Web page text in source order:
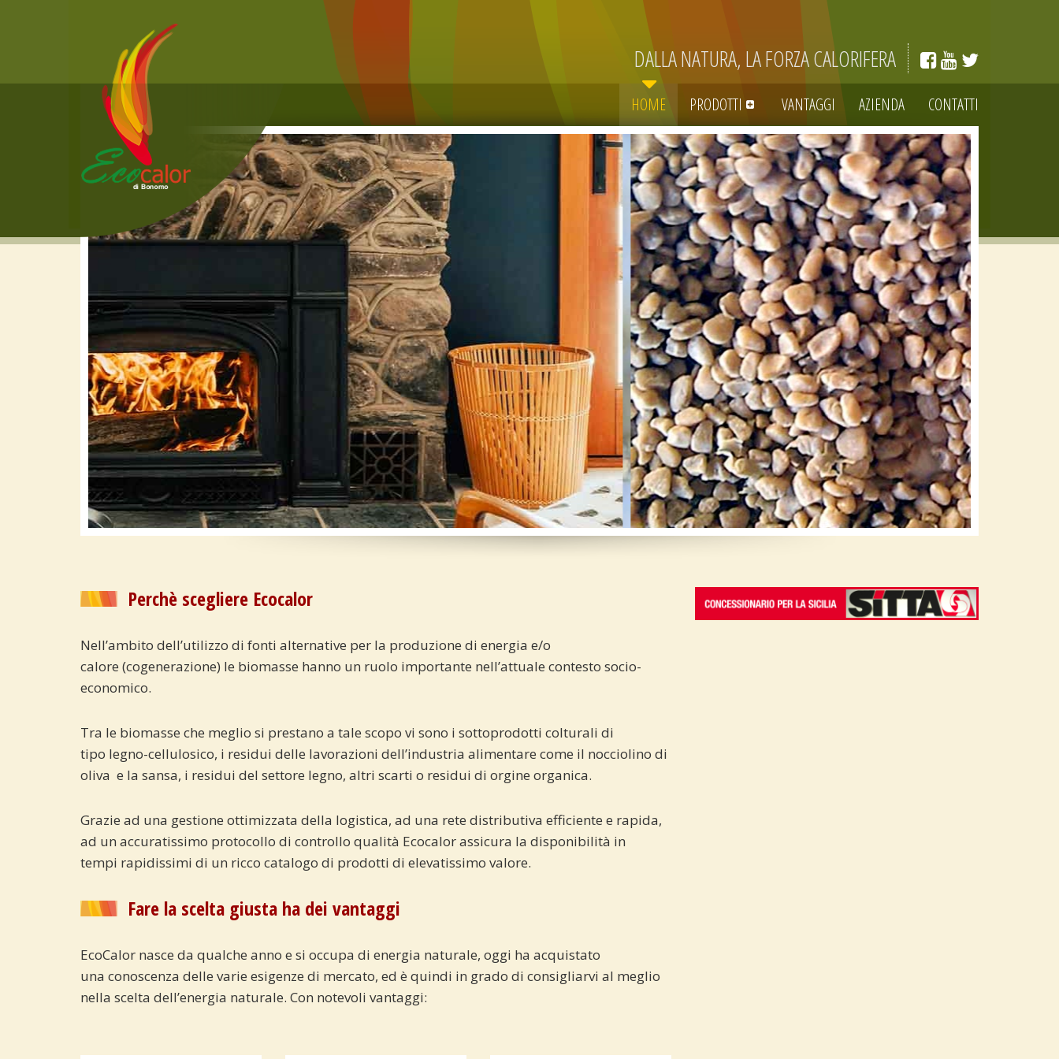
HOME PRODOTTI VANTAGGI AZIENDA CONTATTI
DALLA NATURA, LA FORZA CALORIFERA
Perchè scegliere Ecocalor
Nell’ambito dell’utilizzo di fonti alternative per la produzione di energia e/o
calore (cogenerazione) le biomasse hanno un ruolo importante nell’attuale contesto socio-
economico.
Tra le biomasse che meglio si prestano a tale scopo vi sono i sottoprodotti colturali di
tipo legno-cellulosico, i residui delle lavorazioni dell’industria alimentare come il nocciolino di
oliva e la sansa, i residui del settore legno, altri scarti o residui di orgine organica.
Grazie ad una gestione ottimizzata della logistica, ad una rete distributiva efficiente e rapida,
ad un accuratissimo protocollo di controllo qualità Ecocalor assicura la disponibilità in
tempi rapidissimi di un ricco catalogo di prodotti di elevatissimo valore.
Fare la scelta giusta ha dei vantaggi
EcoCalor nasce da qualche anno e si occupa di energia naturale, oggi ha acquistato
una conoscenza delle varie esigenze di mercato, ed è quindi in grado di consigliarvi al meglio
nella scelta dell’energia naturale. Con notevoli vantaggi: